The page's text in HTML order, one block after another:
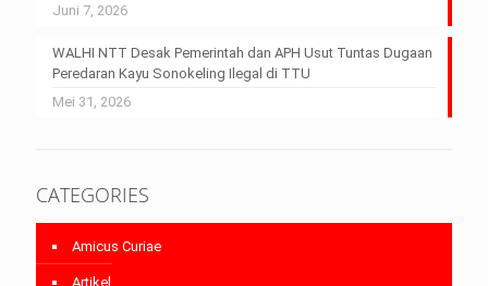
Juni 7, 2026
WALHI NTT Desak Pemerintah dan APH Usut Tuntas Dugaan
Peredaran Kayu Sonokeling Ilegal di TTU
Mei 31, 2026
CATEGORIES
Amicus Curiae
Artikel